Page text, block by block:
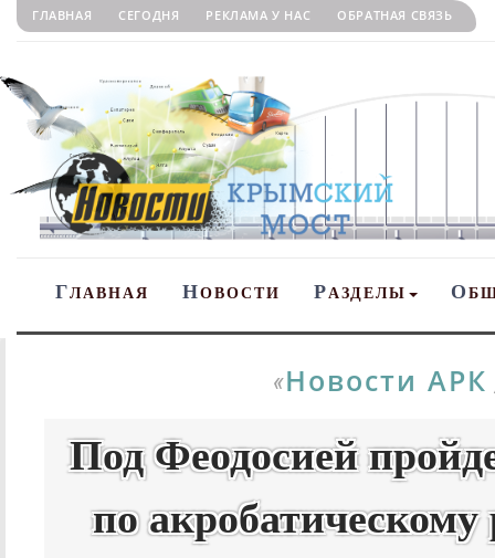
ГЛАВНАЯ СЕГОДНЯ РЕКЛАМА У НАС ОБРАТНАЯ СВЯЗЬ
ГЛАВНАЯ НОВОСТИ РАЗДЕЛЫ О
«Новости АРК
Под Феодосией
по